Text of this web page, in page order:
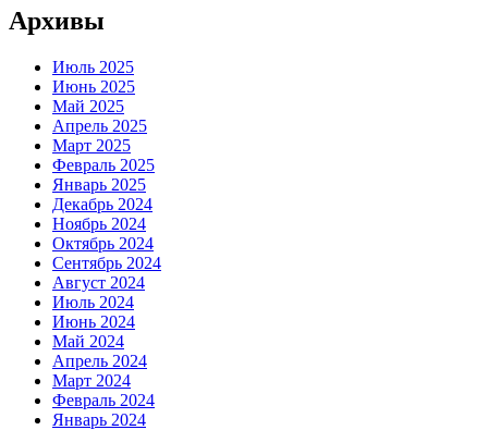
Архивы
Июль 2025
Июнь 2025
Май 2025
Апрель 2025
Март 2025
Февраль 2025
Январь 2025
Декабрь 2024
Ноябрь 2024
Октябрь 2024
Сентябрь 2024
Август 2024
Июль 2024
Июнь 2024
Май 2024
Апрель 2024
Март 2024
Февраль 2024
Январь 2024